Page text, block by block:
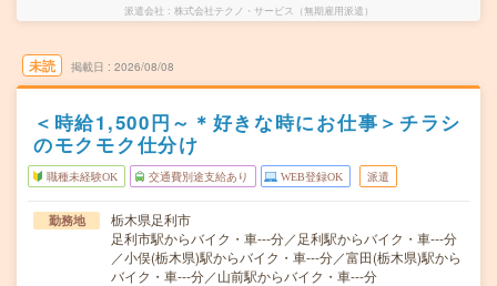
派遣会社 株式会社テクノ・サービス（無期雇用派遣）
未読 掲載日 2026/08/08
＜時給1,500円～＊好きな時にお仕事＞チラシ
のモクモク仕分け
職種未経験OK 交通費別途支給あり WEB登録OK 派遣
勤務地
栃木県足利市
足利市駅からバイク・車---分／足利駅からバイク・車---分
／小俣(栃木県)駅からバイク・車---分／富田(栃木県)駅から
バイク・車---分／山前駅からバイク・車---分